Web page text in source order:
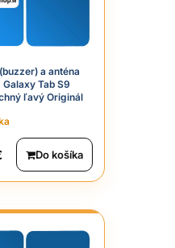
a anténa
Tab S9
ľavý Originál
Do košíka